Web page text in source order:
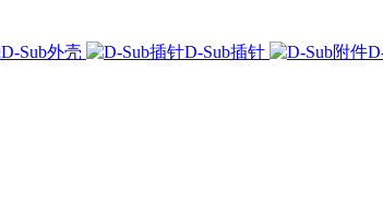
D-Sub外壳 D-Sub插针